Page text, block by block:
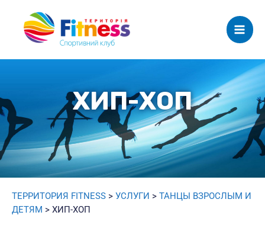
ХИП-ХОП
ТЕРРИТОРИЯ FITNESS > УСЛУГИ > ТАНЦЫ ВЗРОСЛЫМ И
ДЕТЯМ > ХИП-ХОП